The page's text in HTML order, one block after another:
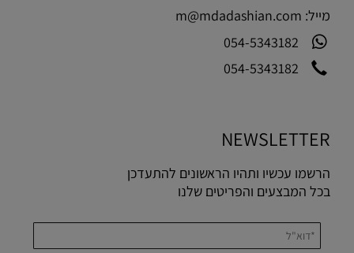
מייל: m@mdadashian.com
054-5343182
054-5343182
NEWSLETTER
הרשמו עכשיו ותהיו הראשונים להתעדכן
בכל המבצעים והפריטים שלנו